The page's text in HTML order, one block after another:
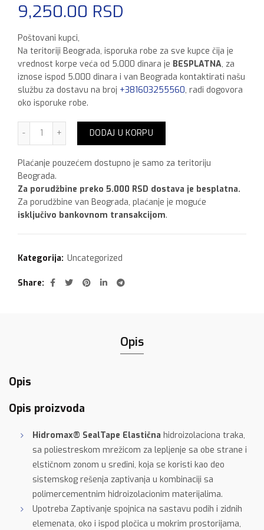
9,250.00 RSD
Poštovani kupci,
Na teritoriji Beograda, isporuka robe za sve kupce čija je
vrednost korpe veća od 5.000 dinara je BESPLATNA, za
iznose ispod 5.000 dinara i van Beograda kontaktirati našu
službu za dostavu na broj +381603255560, radi dogovora
oko isporuke robe.
Maxima Hidromax SealTape Elastična hidroizolaciona
DODAJ U KORPU
Plaćanje pouzećem dostupno je samo za teritoriju
Beograda.
Za porudžbine preko 5.000 RSD dostava je besplatna.
Za porudžbine van Beograda, plaćanje je moguće
isključivo bankovnom transakcijom.
Kategorija: Uncategorized
Share
Opis
Opis
Opis proizvoda
Hidromax® SealTape Elastična hidroizolaciona traka,
sa poliestreskom mrežicom za lepljenje sa obe strane i
elstičnom zonom u sredini, koja se koristi kao deo
sistemskog rešenja zaptivanja u kombinaciji sa
polimercementnim hidroizolacionim materijalima.
Upotreba Zaptivanje spojnica na sastavu podih i zidnih
elemenata, oko i ispod pločica u mokrim prostorijama,